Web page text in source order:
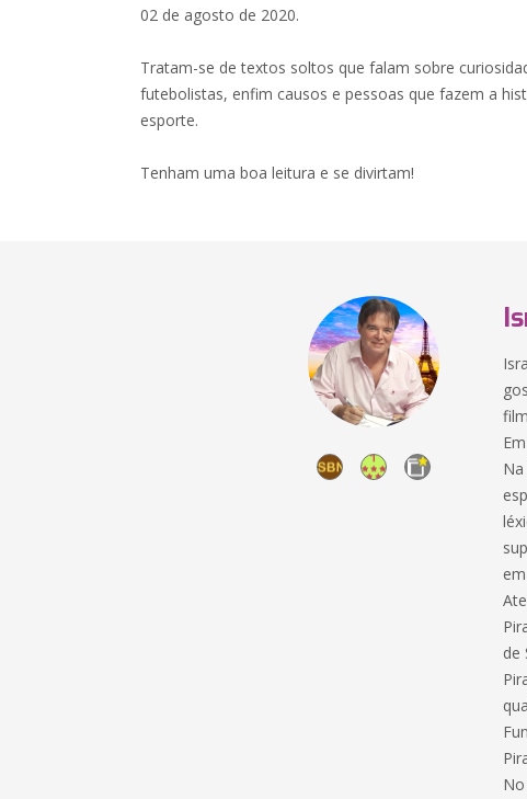
02 de agosto de 2020.
Tratam-se de textos soltos que falam sobre
futebolistas, enfim causos e pessoas que fazem a
esporte.
Tenham uma boa leitura e se divirtam!
de